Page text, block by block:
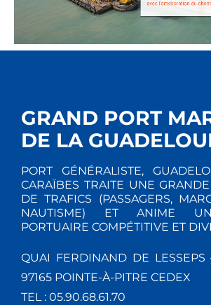
GRAND PORT
DE LA
PORT GÉNÉRALISTE,
CARAÏBES TRAITE UNE
DE TRAFICS (PASSAGERS,
NAUTISME) ET ANIME
PORTUAIRE COMPÉTITIVE ET
QUAI FERDINAND DE
97165 POINTE-À-PITRE CEDEX
TEL : 05.90.68.61.70